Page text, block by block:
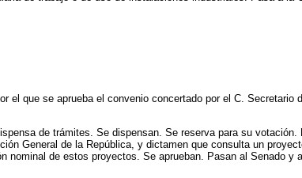
que se aprueba el convenio concertado por el C. Secretario
de trámites. Se dispensan. Se reserva para su votación.
General de la República, y dictamen que consulta un
nominal de estos proyectos. Se aprueban. Pasan al Senado y